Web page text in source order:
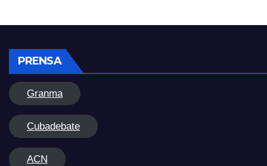
PRENSA
Granma
Cubadebate
ACN